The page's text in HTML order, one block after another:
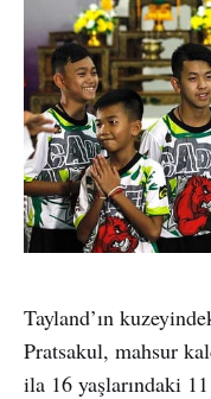
Tayland’ın
Pratsakul, mahsur
ila 16 yaşlarındaki